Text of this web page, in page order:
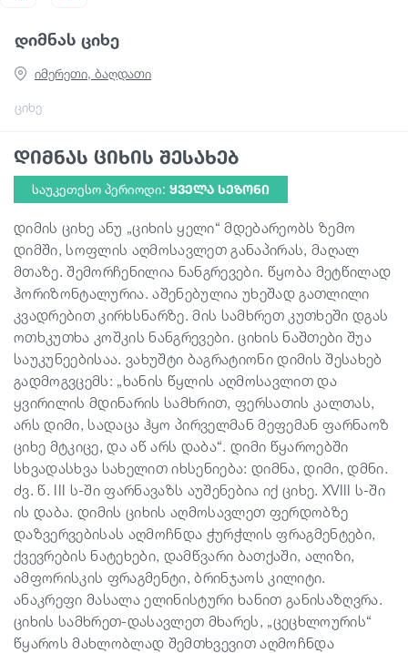
კვება და ღვინო
სტატიები
ივენთები
დაგეგმე მოგზაურობა
საქართველო
დიმნას ციხე
ციხე
იმერეთი, ბაღდათი
დიმნას ციხის შესახებ
საუკეთესო პერიოდი: ᲧᲕᲔᲚᲐ ᲡᲔᲖᲝᲜᲘ
დიმის ციხე ანუ „ციხის ყელი“ მდებარეობს ზემო
დიმში, სოფლის აღმოსავლეთ განაპირას, მაღალ
მთაზე. შემორჩენილია ნანგრევები. წყობა მეტწილად
ჰორიზონტალურია. აშენებულია უხეშად გათლილი
კვადრებით კირხსნარზე. მის სამხრეთ კუთხეში დგას
ოთხკუთხა კოშკის ნანგრევები. ციხის ნაშთები შუა
საუკუნეებისაა. ვახუშტი ბაგრატიონი დიმის შესახებ
გადმოგვცემს: „ხანის წყლის აღმოსავლით და
ყვირილის მდინარის სამხრით, ფერსათის კალთას,
არს დიმი, სადაცა ჰყო პირველმან მეფემან ფარნაოზ
ციხე მტკიცე, და აწ არს დაბა“. დიმი წყაროებში
სხვადასხვა სახელით იხსენიება: დიმნა, დიმი, დმნი.
ძვ. წ. III ს-ში ფარნავაზს აუშენებია იქ ციხე. XVIII ს-ში
ის დაბა. დიმის ციხის აღმოსავლეთ ფერდობზე
დაზვერვებისას აღმოჩნდა ჭურჭლის ფრაგმენტები,
ქვევრების ნატეხები, დამწვარი ბათქაში, ალიზი,
ამფორისკის ფრაგმენტი, ბრინჯაოს კილიტი.
ანაკრეფი მასალა ელინისტური ხანით განისაზღვრა.
ციხის სამხრეთ-დასავლეთ მხარეს, „ცეცხლოურის“
წყაროს მახლობლად შემთხვევით აღმოჩნდა